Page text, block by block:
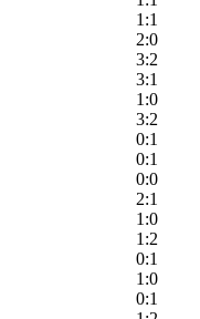
1:1
2:0
3:2
3:1
1:0
3:2
0:1
0:1
0:0
2:1
1:0
1:2
0:1
1:0
0:1